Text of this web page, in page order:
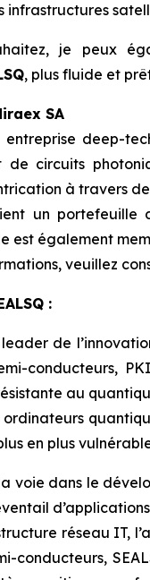
infrastructures
je peux
, plus fluide et
SA
deep-
de circuits
à travers
un portefeuille
est également
veuillez
:
leader de
conducteurs,
au
en plus
voie dans le
réseau IT,
conducteurs,